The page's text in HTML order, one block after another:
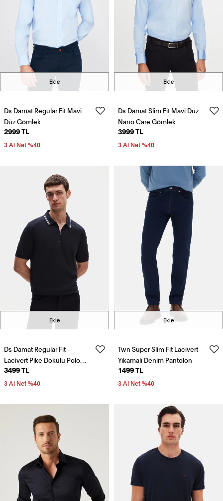
Ekle
Ds Damat Regular Fit Mavi
Düz Gömlek
2999 TL
3 Al Net %40
Ekle
Ds Damat Slim Fit Mavi Düz
Nano Care Gömlek
3999 TL
3 Al Net %40
Ekle
Ds Damat Regular Fit
Lacivert Pike Dokulu Polo
Tişört
3499 TL
3 Al Net %40
Ekle
Twn Super Slim Fit Lacivert
Yıkamalı Denim Pantolon
1499 TL
3 Al Net %40